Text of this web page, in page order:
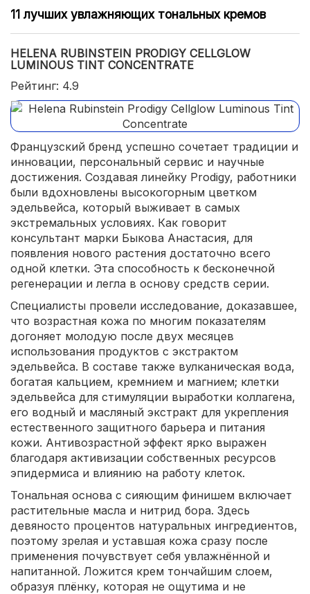
11 лучших увлажняющих тональных кремов
HELENA RUBINSTEIN PRODIGY CELLGLOW
LUMINOUS TINT CONCENTRATE
Рейтинг: 4.9
Французский бренд успешно сочетает традиции и
инновации, персональный сервис и научные
достижения. Создавая линейку Prodigy, работники
были вдохновлены высокогорным цветком
эдельвейса, который выживает в самых
экстремальных условиях. Как говорит
консультант марки Быкова Анастасия, для
появления нового растения достаточно всего
одной клетки. Эта способность к бесконечной
регенерации и легла в основу средств серии.
Специалисты провели исследование, доказавшее,
что возрастная кожа по многим показателям
догоняет молодую после двух месяцев
использования продуктов с экстрактом
эдельвейса. В составе также вулканическая вода,
богатая кальцием, кремнием и магнием; клетки
эдельвейса для стимуляции выработки коллагена,
его водный и масляный экстракт для укрепления
естественного защитного барьера и питания
кожи. Антивозрастной эффект ярко выражен
благодаря активизации собственных ресурсов
эпидермиса и влиянию на работу клеток.
Тональная основа с сияющим финишем включает
растительные масла и нитрид бора. Здесь
девяносто процентов натуральных ингредиентов,
поэтому зрелая и уставшая кожа сразу после
применения почувствует себя увлажнённой и
напитанной. Ложится крем тончайшим слоем,
образуя плёнку, которая не ощутима и не